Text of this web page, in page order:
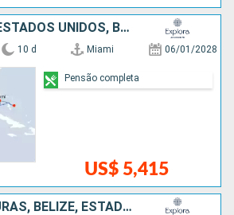
MÉXICO, BELIZE, ESTADOS UNIDOS, BAHAMAS
10 d Miami 06/01/2028
US$ 5,415
Pensão completa
JAMAICA, HONDURAS, BELIZE, ESTADOS UNIDOS